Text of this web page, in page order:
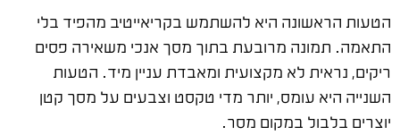
הטעות הראשונה היא להשתמש בקריאייטיב מהפיד בלי
התאמה. תמונה מרובעת בתוך מסך אנכי משאירה פסים
ריקים, נראית לא מקצועית ומאבדת עניין מיד. הטעות
השנייה היא עומס, יותר מדי טקסט וצבעים על מסך קטן
יוצרים בלבול במקום מסר.